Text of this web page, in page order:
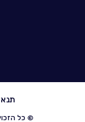
© כל